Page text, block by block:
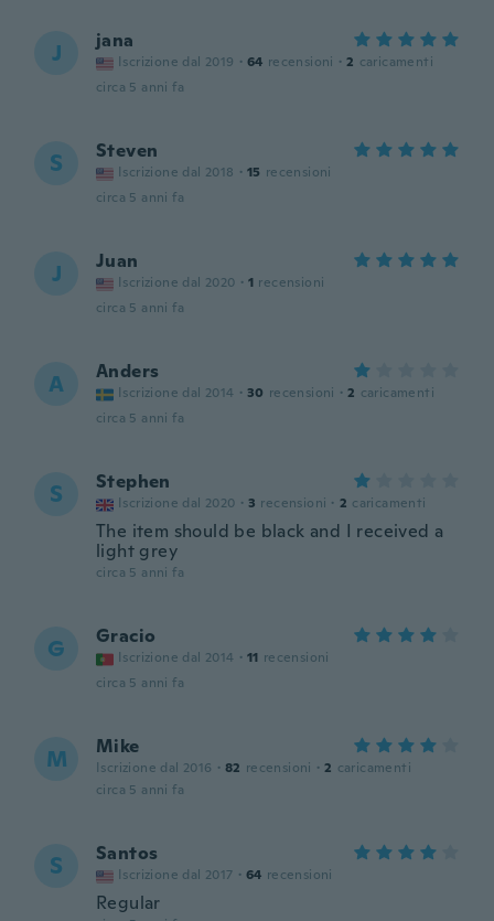
J jana
Iscrizione dal 2019 · 64 recensioni · 2 caricamenti
circa 5 anni fa
S Steven
Iscrizione dal 2018 · 15 recensioni
circa 5 anni fa
J Juan
Iscrizione dal 2020 · 1 recensioni
circa 5 anni fa
A Anders
Iscrizione dal 2014 · 30 recensioni · 2 caricamenti
circa 5 anni fa
S Stephen
Iscrizione dal 2020 · 3 recensioni · 2 caricamenti
The item should be black and I received a
light grey
circa 5 anni fa
G Gracio
Iscrizione dal 2014 · 11 recensioni
circa 5 anni fa
M Mike
Iscrizione dal 2016 · 82 recensioni · 2 caricamenti
circa 5 anni fa
S Santos
Iscrizione dal 2017 · 64 recensioni
Regular